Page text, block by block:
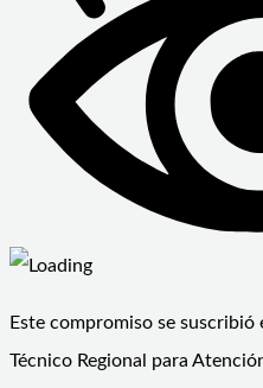
Este compromiso se
Técnico Regional para